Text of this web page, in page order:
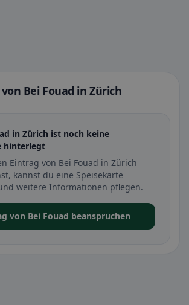
Bei Fouad in Zürich
in Zürich ist noch keine
hinterlegt
Eintrag von Bei Fouad in Zürich
kannst du eine Speisekarte
weitere Informationen pflegen.
von Bei Fouad beanspruchen